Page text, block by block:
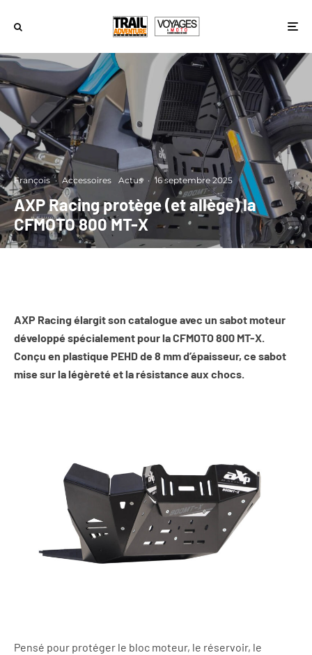
François · Accessoires Actus · 16 septembre 2025
AXP Racing protège (et allège) la
CFMOTO 800 MT-X
AXP Racing élargit son catalogue avec un sabot moteur
développé spécialement pour la CFMOTO 800 MT-X.
Conçu en plastique PEHD de 8 mm d’épaisseur, ce sabot
mise sur la légèreté et la résistance aux chocs.
Pensé pour protéger le bloc moteur, le réservoir, le